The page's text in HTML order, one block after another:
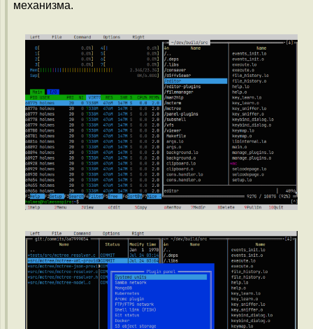
механизма.